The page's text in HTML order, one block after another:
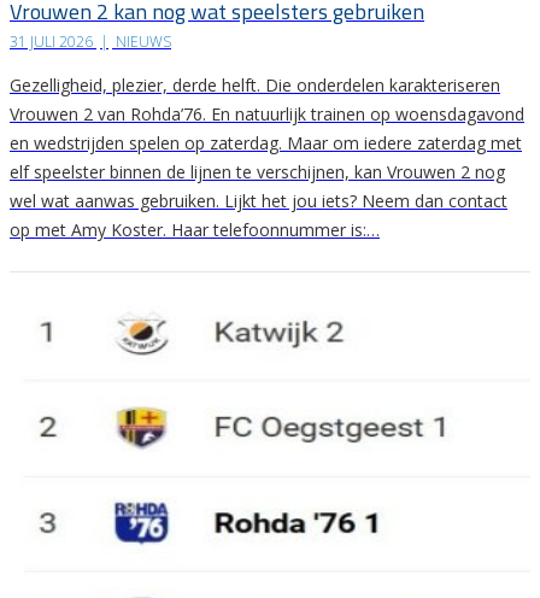
Vrouwen 2 kan nog wat speelsters gebruiken
31 JULI 2026 | NIEUWS
Gezelligheid, plezier, derde helft. Die onderdelen karakteriseren
Vrouwen 2 van Rohda’76. En natuurlijk trainen op woensdagavond
en wedstrijden spelen op zaterdag. Maar om iedere zaterdag met
elf speelster binnen de lijnen te verschijnen, kan Vrouwen 2 nog
wel wat aanwas gebruiken. Lijkt het jou iets? Neem dan contact
op met Amy Koster. Haar telefoonnummer is:…